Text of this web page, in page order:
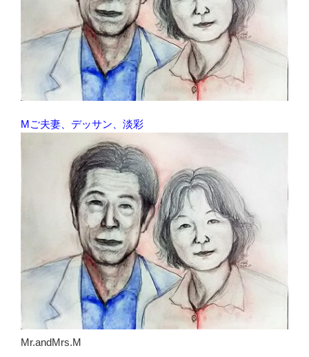
Mご夫妻、デッサン、淡彩
Mr.andMrs.M